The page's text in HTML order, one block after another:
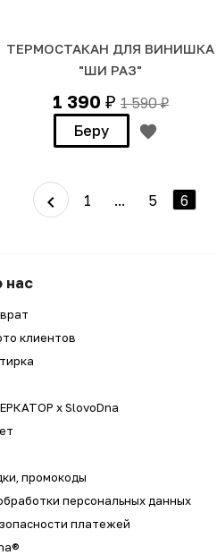
ТЕРМОСТАКАН ДЛЯ ВИНИШКА
"ШИ РАЗ"
1 390 ₽ 1 590₽
Беру
1 ... 5 6
нас
клиентов
x SlovoDna
промокоды
персональных данных
платежей